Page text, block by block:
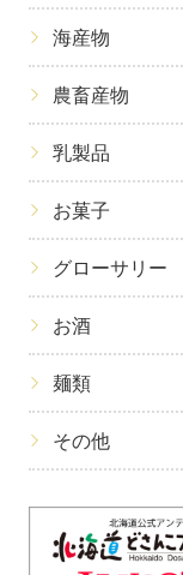
海産物
農畜産物
乳製品
お菓子
グローサリー
お酒
麺類
その他